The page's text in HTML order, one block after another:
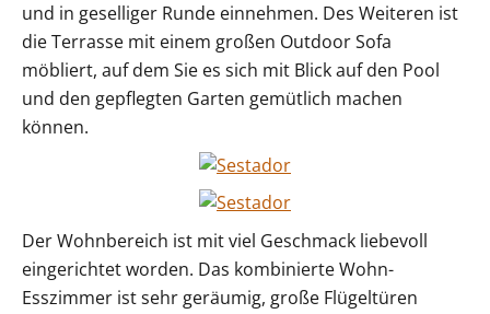
und in geselliger Runde einnehmen. Des Weiteren ist
die Terrasse mit einem großen Outdoor Sofa
möbliert, auf dem Sie es sich mit Blick auf den Pool
und den gepflegten Garten gemütlich machen
können.
Der Wohnbereich ist mit viel Geschmack liebevoll
eingerichtet worden. Das kombinierte Wohn-
Esszimmer ist sehr geräumig, große Flügeltüren